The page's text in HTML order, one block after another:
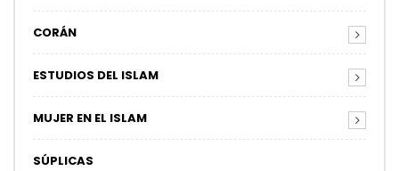
CORÁN
ESTUDIOS DEL ISLAM
MUJER EN EL ISLAM
SÚPLICAS